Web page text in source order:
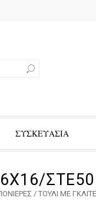
ΣΥΣΚΕΥΑΣΙΑ
ΣΤΕ50
/ ΤΟΥΛΙ ΜΕ